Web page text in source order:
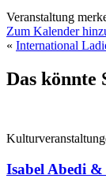
Veranstaltung
Zum Kalender
« International
Das könnte
Isabel Abedi